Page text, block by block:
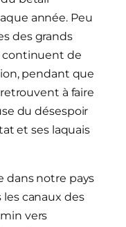
année. Peu
des grands
continuent de
pendant que
à faire
du désespoir
et ses laquais
dans notre pays
les canaux des
vers